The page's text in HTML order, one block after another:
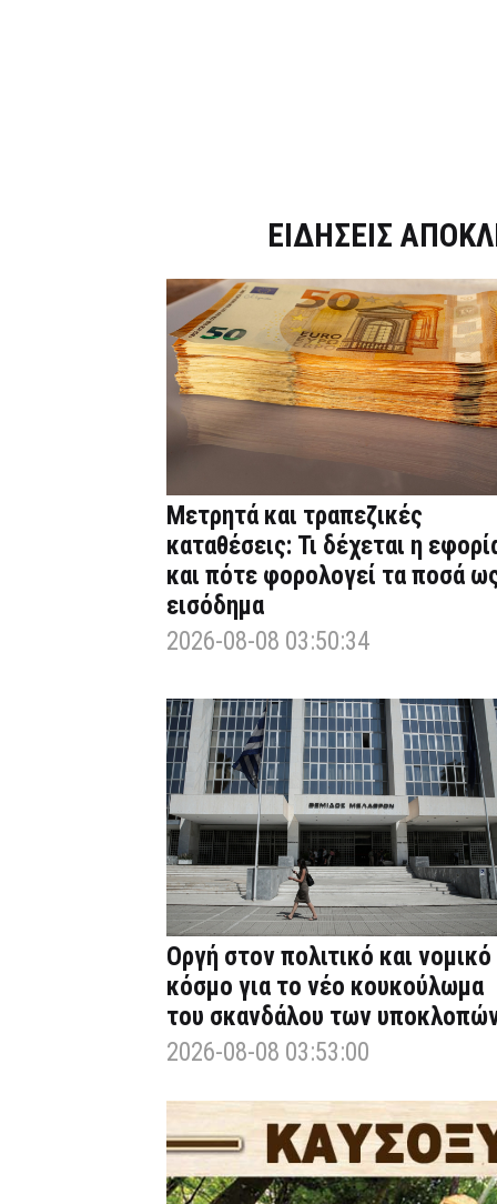
ΕΙΔΗΣΕΙΣ
Μετρητά και τραπεζικές
καταθέσεις: Τι δέχεται η
και πότε φορολογεί τα ποσά
εισόδημα
2026-08-08 03:50:34
Οργή στον πολιτικό και νομικό
κόσμο για το νέο κουκούλωμα
του σκανδάλου των
2026-08-08 03:53:00